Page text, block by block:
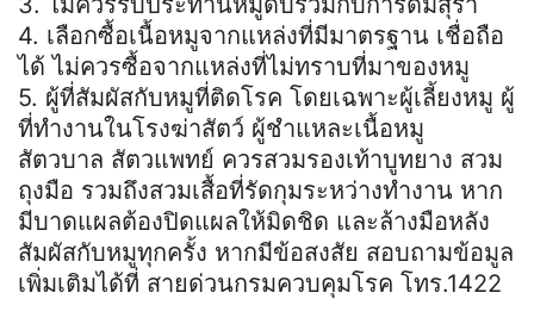
4. เลือกซื้อเนื้อหมูจากแหล่งที่มีมาตรฐาน เชื่อถือ
ได้ ไม่ควรซื้อจากแหล่งที่ไม่ทราบที่มาของหมู
5. ผู้ที่สัมผัสกับหมูที่ติดโรค โดยเฉพาะผู้เลี้ยงหมู ผู้
ที่ทำงานในโรงฆ่าสัตว์ ผู้ชำแหละเนื้อหมู
สัตวบาล สัตวแพทย์ ควรสวมรองเท้าบูทยาง สวม
ถุงมือ รวมถึงสวมเสื้อที่รัดกุมระหว่างทำงาน หาก
มีบาดแผลต้องปิดแผลให้มิดชิด และล้างมือหลัง
สัมผัสกับหมูทุกครั้ง หากมีข้อสงสัย สอบถามข้อมูล
เพิ่มเติมได้ที่ สายด่วนกรมควบคุมโรค โทร.1422